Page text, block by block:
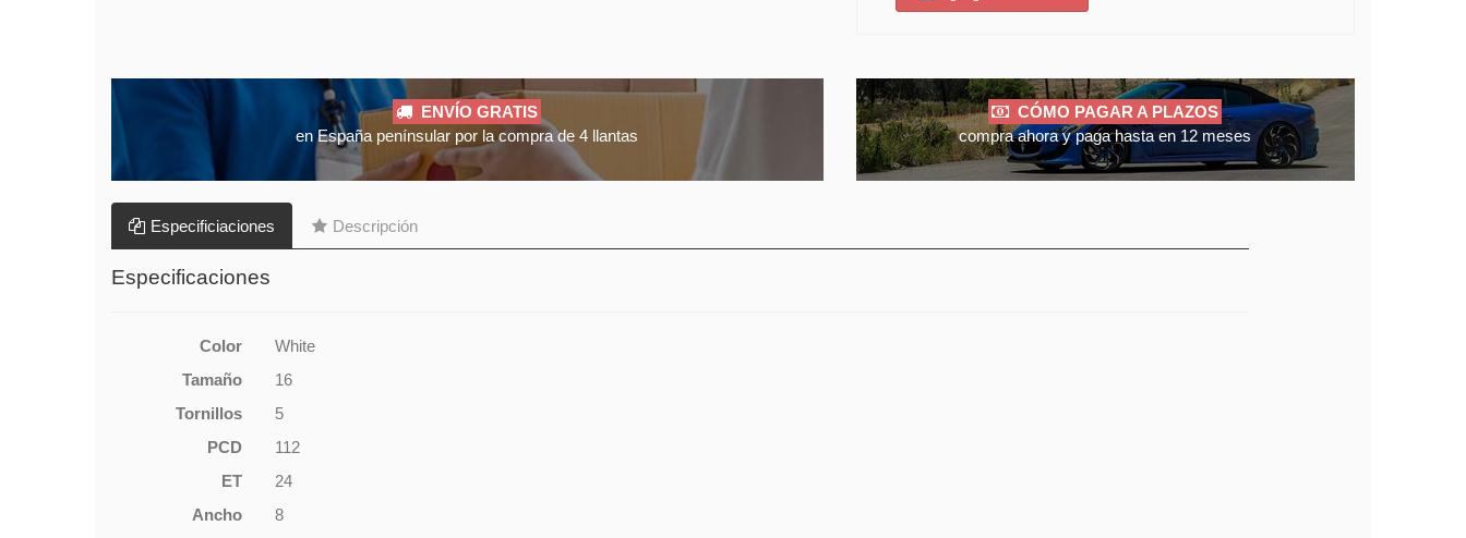
ENVÍO GRATIS
en España penínsular por la compra de 4 llantas
CÓMO PAGAR A PLAZOS
compra ahora y paga hasta en 12 meses
Especificiaciones Descripción
Especificaciones
Color
White
Tamaño
16
Tornillos
5
PCD
112
ET
24
Ancho
8